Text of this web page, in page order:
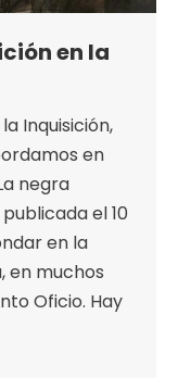
en la
Inquisición,
en
negra
el 10
en la
en muchos
Oficio. Hay